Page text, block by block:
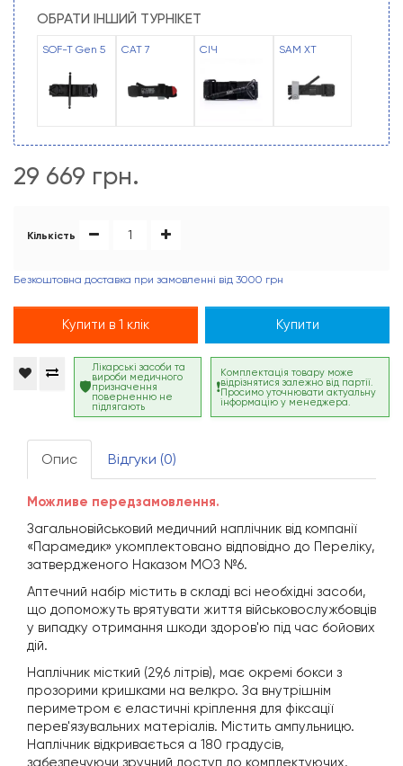
ОБРАТИ ІНШИЙ ТУРНІКЕТ
SOF-T Gen 5 CAT 7 СІЧ SAM XT
29 669 грн.
Кількість
Безкоштовна доставка при замовленні від 3000 грн
Купити в 1 клік Купити
Лікарські засоби та
вироби медичного
призначення
поверненню не
підлягають
Комплектація товару може
відрізнятися залежно від партії.
Просимо уточнювати актуальну
інформацію у менеджера.
Опис Відгуки (0)
Можливе передзамовлення.
Загальновійськовий медичний наплічник від компанії
«Парамедик» укомплектовано відповідно до Переліку,
затвердженого Наказом МОЗ №6.
Аптечний набір містить в складі всі необхідні засоби,
що допоможуть врятувати життя військовослужбовців
у випадку отримання шкоди здоров'ю під час бойових
дій.
Наплічник місткий (29,6 літрів), має окремі бокси з
прозорими кришками на велкро. За внутрішнім
периметром є еластичні кріплення для фіксації
перев'язувальних матеріалів. Містить ампульницю.
Наплічник відкривається а 180 градусів,
забезпечуючи зручний доступ до комплектуючих.